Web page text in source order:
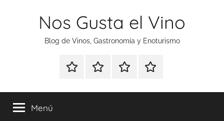
Nos Gusta el Vino
Blog de Vinos, Gastronomía y Enoturismo
Especial
Tonics
Enoturismo
Gastronomía
RankingContacto
Menú